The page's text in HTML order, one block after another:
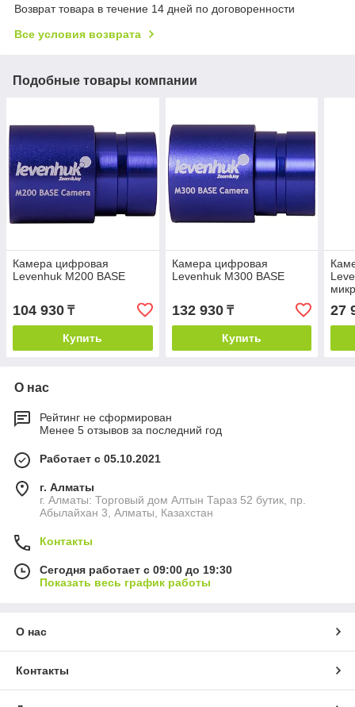
Возврат товара в течение 14 дней по договоренности
Все условия возврата
Подобные товары компании
Камера цифровая
Levenhuk M200 BASE
104 930 ₸
Купить
Камера цифровая
Levenhuk M300 BASE
132 930₸
Купить
27
О нас
Рейтинг не сформирован
Менее 5 отзывов за последний год
Работает с 05.10.2021
г. Алматы
г. Алматы: Торговый дом Алтын Тараз 52 бутик, пр.
Абылайхан 3, Алматы, Казахстан
Контакты
Сегодня работает с 09:00 до 19:30
Показать весь график работы
О нас
Контакты